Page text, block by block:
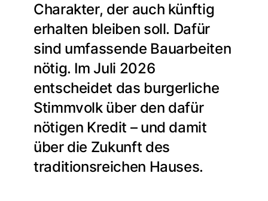
Charakter, der auch künftig
erhalten bleiben soll. Dafür
sind umfassende Bauarbeiten
nötig. Im Juli 2026
entscheidet das burgerliche
Stimmvolk über den dafür
nötigen Kredit – und damit
über die Zukunft des
traditionsreichen Hauses.